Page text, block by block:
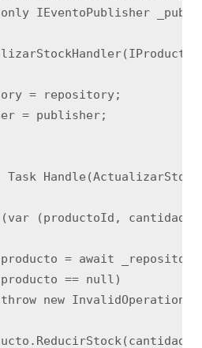
IEventoPublisher
= repository;
= publisher;
Task
(productoId, cantidad)
= await
== null)
new